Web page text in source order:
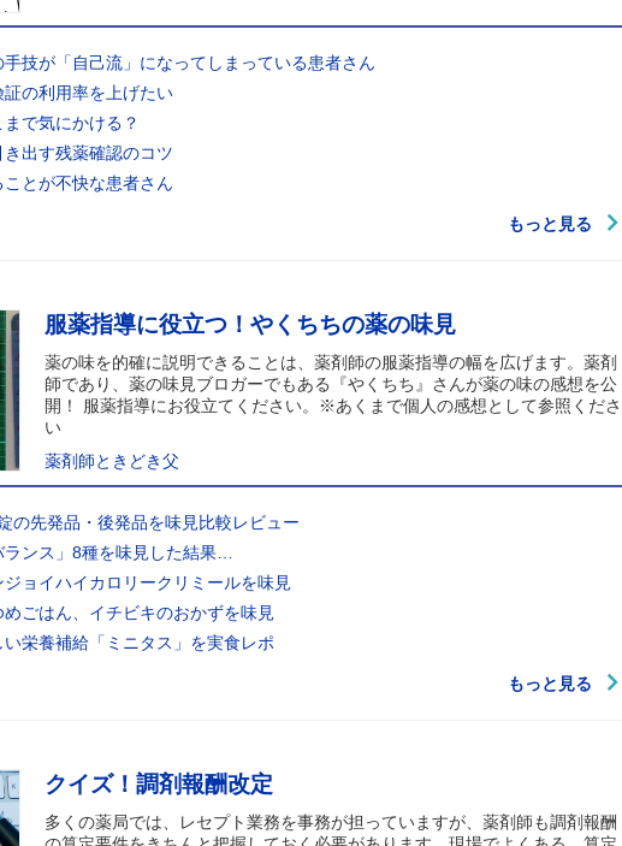
技が「自己流」になってしまっている患者さん
の利用率を上げたい
で気にかける？
出す残薬確認のコツ
とが不快な患者さん
もっと見る
服薬指導に役立つ！やくちちの薬の味見
薬の味を的確に説明できることは、薬剤師の服薬指導の幅を広げます。薬剤
師であり、薬の味見ブロガーでもある『やくちち』さんが薬の味の感想を公
開！ 服薬指導にお役立てください。※あくまで個人の感想として参照くださ
い
薬剤師ときどき父
の先発品・後発品を味見比較レビュー
ンス」8種を味見した結果…
ジョイハイカロリークリミールを味見
ごはん、イチビキのおかずを味見
栄養補給「ミニタス」を実食レポ
もっと見る
クイズ！調剤報酬改定
多くの薬局では、レセプト業務を事務が担っていますが、薬剤師も調剤報酬